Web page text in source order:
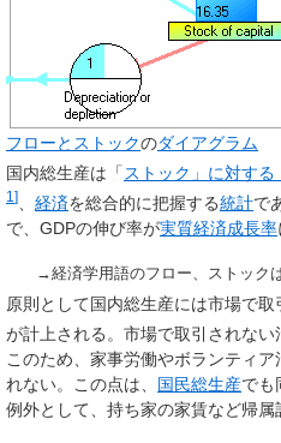
フローとストックのダイアグラム
国内総生産は「 ストック」に対する
1 ] 経済を総合的に把握する統計で
で、GDPの伸び率が実質経済成長率
→経済学用語のフロー、ストック
原則として国内総生産には市場で
が計上される。市場で取引されな
このため、家事労働やボランティ
れない。この点は、 国民総生産でも
例外として、持ち家の家賃など帰属